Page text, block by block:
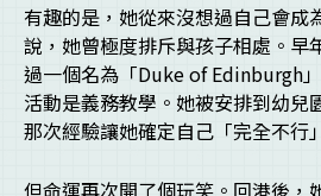
有趣的是，她從來沒想過自己會成
說，她曾極度排斥與孩子相處。早
過一個名為「Duke of Edinburgh
活動是義務教學。她被安排到幼兒
那次經驗讓她確定自己「完全不行
但命運再次開了個玩笑。回港後，